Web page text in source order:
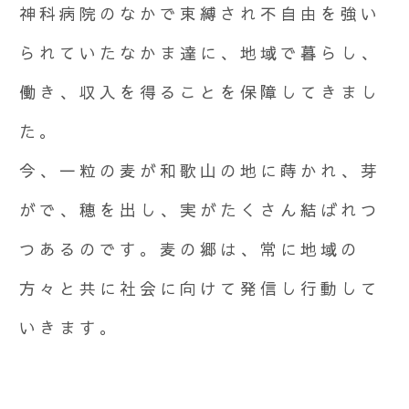
神科病院のなかで束縛され不自由を強い
られていたなかま達に、地域で暮らし、
働き、収入を得ることを保障してきまし
た。
今、一粒の麦が和歌山の地に蒔かれ、芽
がで、穂を出し、実がたくさん結ばれつ
つあるのです。麦の郷は、常に地域の
方々と共に社会に向けて発信し行動して
いきます。